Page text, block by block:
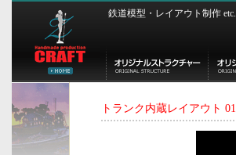
鉄道模型・レイアウト制作 etc.
トランク内蔵レイアウト 01